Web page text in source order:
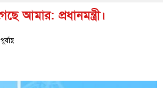
আমার: প্রধানমন্ত্রী।